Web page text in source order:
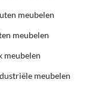
meubelen
meubelen
meubelen
meubelen